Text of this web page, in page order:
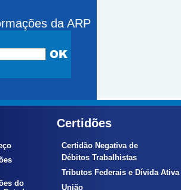
da ARP
do
Certidões
Certidão Negativa de
Débitos Trabalhistas
Tributos Federais e Dívida Ativa
União